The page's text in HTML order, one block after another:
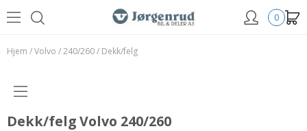
0
Hjem /Volvo /240/260/ Dekk/felg
Dekk/felg Volvo 240/260